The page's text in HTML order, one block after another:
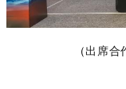
（ 出席合